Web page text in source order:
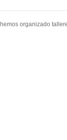
organizado